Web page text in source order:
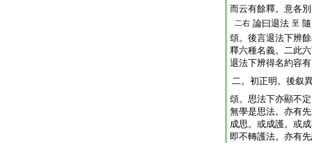
而云有餘釋。意各
二右 論曰退法 至
頌。後言退法下辨
釋六種名義。二此
退法下辨得名約容
二。初正明。後叙
頌。思法下亦顯不
無學是思法。亦有
成思。或成護。或
即不轉護法。亦有